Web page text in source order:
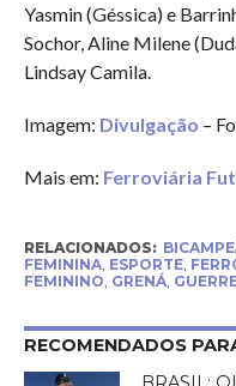
Yasmin (Géssica) e
Sochor, Aline Milene
Lindsay Camila.
Imagem: Divulgação –
Mais em: Ferroviária
RELACIONADOS:
FEMININA, ESPORTE,
FEMININO GRENÁ,
RECOMENDADOS